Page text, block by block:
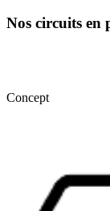
Nos circuits en
Concept